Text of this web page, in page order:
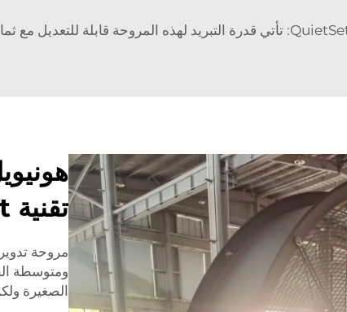
تقنية QuietSet: تبريد قابل للتعديل
ومتوسطة
الصغيرة